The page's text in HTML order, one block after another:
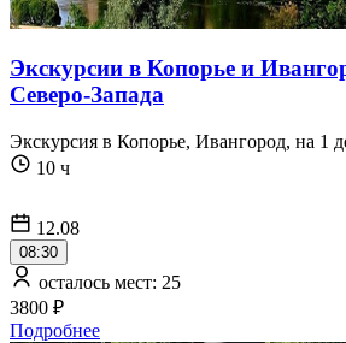
Экскурсии в Копорье и
Северо-Запада
Экскурсия в Копорье, Ивангород, на 1
10 ч
12.08
08:30
осталось мест: 25
3800 ₽
Подробнее